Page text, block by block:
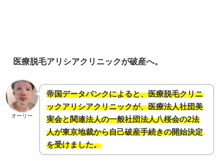
医療脱毛アリシアクリニックが破産へ。
オーリー
帝国データバンクによると、医療脱毛クリニ
ックアリシアクリニックが、医療法人社団美
実会と関連法人の一般社団法人八桜会の2法
人が東京地裁から自己破産手続きの開始決定
を受けました。